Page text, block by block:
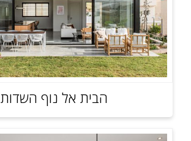
הבית אל נוף השדות